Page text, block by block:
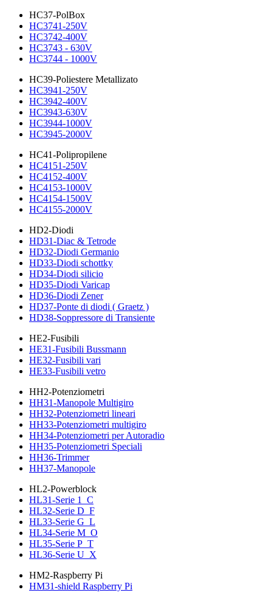
HC37-PolBox
HC3741-250V
HC3742-400V
HC3743 - 630V
HC3744 - 1000V
HC39-Poliestere Metallizato
HC3941-250V
HC3942-400V
HC3943-630V
HC3944-1000V
HC3945-2000V
HC41-Polipropilene
HC4151-250V
HC4152-400V
HC4153-1000V
HC4154-1500V
HC4155-2000V
HD2-Diodi
HD31-Diac & Tetrode
HD32-Diodi Germanio
HD33-Diodi schottky
HD34-Diodi silicio
HD35-Diodi Varicap
HD36-Diodi Zener
HD37-Ponte di diodi ( Graetz )
HD38-Soppressore di Transiente
HE2-Fusibili
HE31-Fusibili Bussmann
HE32-Fusibili vari
HE33-Fusibili vetro
HH2-Potenziometri
HH31-Manopole Multigiro
HH32-Potenziometri lineari
HH33-Potenziometri multigiro
HH34-Potenziometri per Autoradio
HH35-Potenziometri Speciali
HH36-Trimmer
HH37-Manopole
HL2-Powerblock
HL31-Serie 1_C
HL32-Serie D_F
HL33-Serie G_L
HL34-Serie M_O
HL35-Serie P_T
HL36-Serie U_X
HM2-Raspberry Pi
HM31-shield Raspberry Pi